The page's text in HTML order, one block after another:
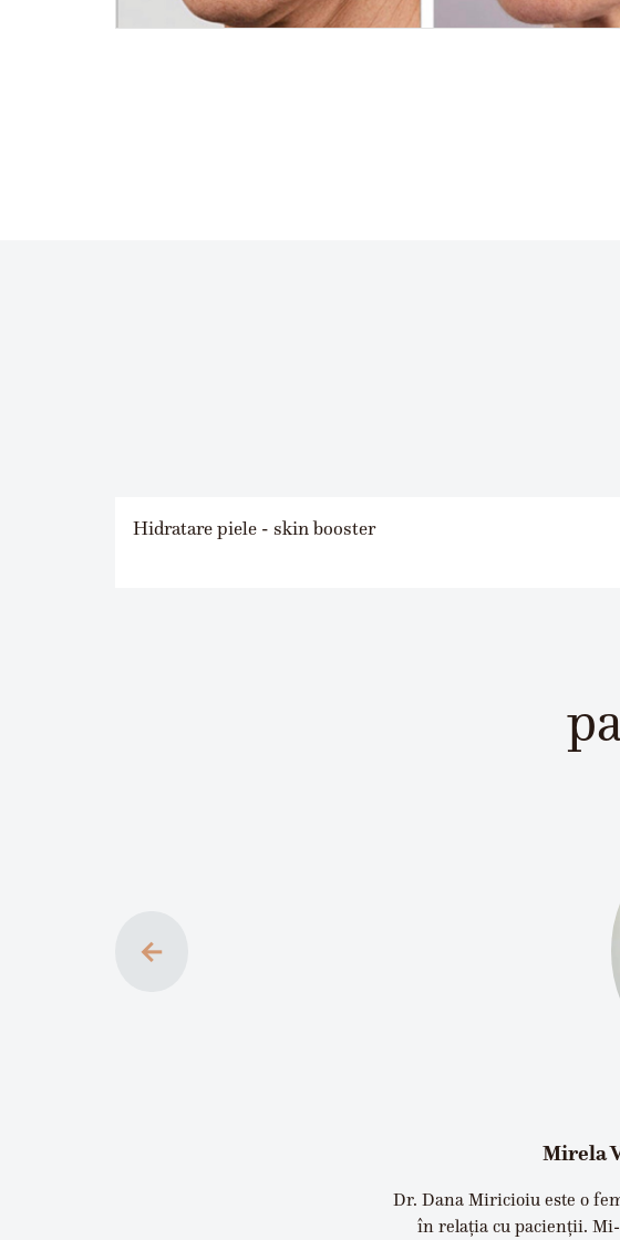
Hidratare piele - skin booster
←
Mirela
Dr. Dana Miricioiu este o
în relația cu pacienții.